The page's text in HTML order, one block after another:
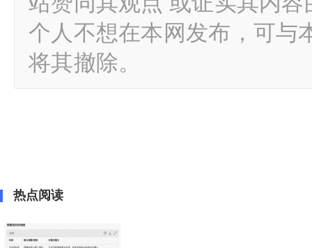
个人不想在本网发布，可与
将其撤除。
热点阅读